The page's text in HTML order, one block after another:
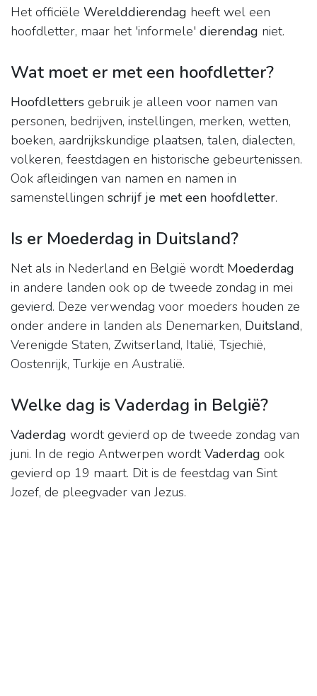
Het officiële Werelddierendag heeft wel een
hoofdletter, maar het 'informele' dierendag niet.
Wat moet er met een hoofdletter?
Hoofdletters gebruik je alleen voor namen van
personen, bedrijven, instellingen, merken, wetten,
boeken, aardrijkskundige plaatsen, talen, dialecten,
volkeren, feestdagen en historische gebeurtenissen.
Ook afleidingen van namen en namen in
samenstellingen schrijf je met een hoofdletter.
Is er Moederdag in Duitsland?
Net als in Nederland en België wordt Moederdag
in andere landen ook op de tweede zondag in mei
gevierd. Deze verwendag voor moeders houden ze
onder andere in landen als Denemarken, Duitsland,
Verenigde Staten, Zwitserland, Italië, Tsjechië,
Oostenrijk, Turkije en Australië.
Welke dag is Vaderdag in België?
Vaderdag wordt gevierd op de tweede zondag van
juni. In de regio Antwerpen wordtVaderdag ook
gevierd op 19 maart. Dit is de feestdag van Sint
Jozef, de pleegvader van Jezus.